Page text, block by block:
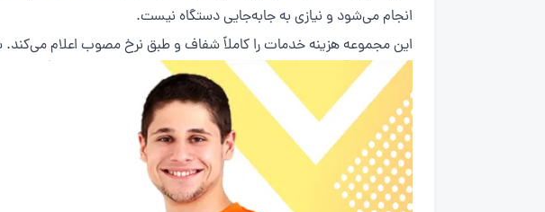
انجام می‌شود و نیازی به جابه‌جایی دستگاه نیست.
این مجموعه هزینه خدمات را کاملاً شفاف و طبق نرخ مصوب اعلام می‌کند.